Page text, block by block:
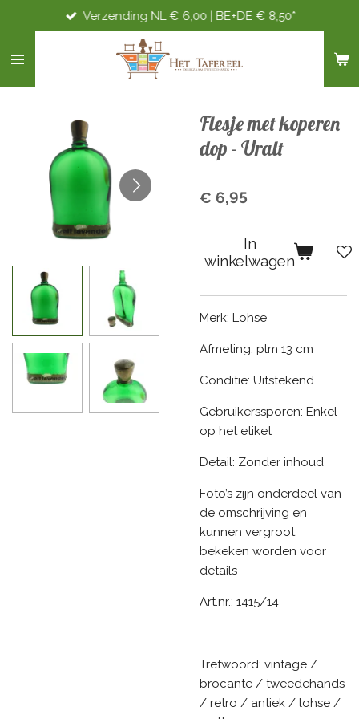
direct
naar
Verzending NL € 6,00 | BE+DE € 8,50*
Flesje met koperen
dop - Uralt
€ 6,95
In
winkelwagen
Merk: Lohse
Afmeting: plm 13 cm
Conditie: Uitstekend
Gebruikerssporen: Enkel
op het etiket
Detail: Zonder inhoud
Foto’s zijn onderdeel van
de omschrijving en
kunnen vergroot
bekeken worden voor
details
Art.nr.: 1415/14
Trefwoord: vintage /
brocante / tweedehands
/ retro / antiek / lohse /